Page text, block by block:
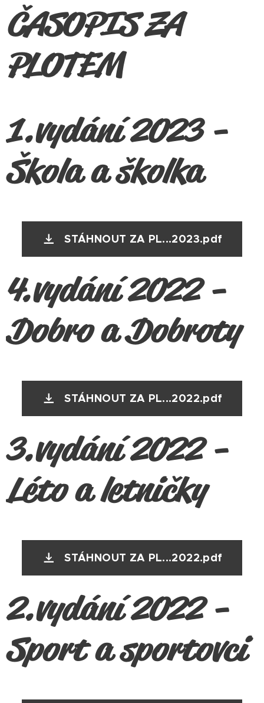
ČASOPIS ZA
PLOTEM
1.vydání 2023 -
Škola a školka
STÁHNOUT ZA PL...2023.pdf
4.vydání 2022 -
Dobro a Dobroty
STÁHNOUT ZA PL...2022.pdf
3.vydání 2022 -
Léto a letničky
STÁHNOUT ZA PL...2022.pdf
2.vydání 2022 -
Sport a sportovci